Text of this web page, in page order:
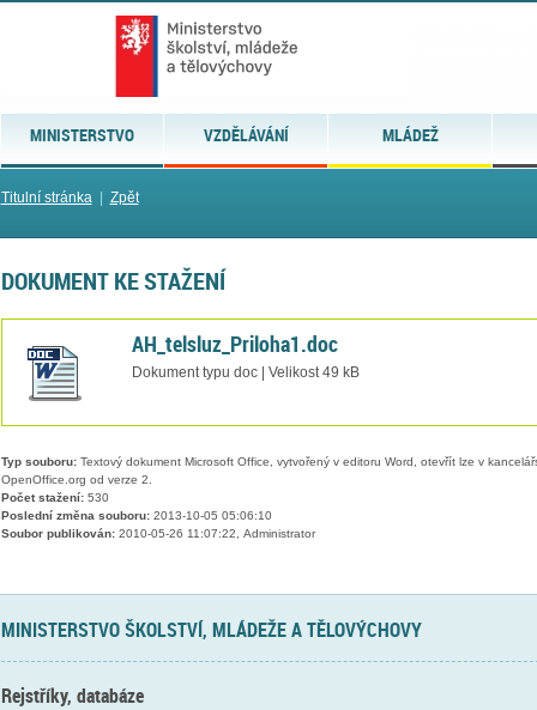
MINISTERSTVO VZDĚLÁVÁNÍ MLÁDEŽ
Titulní stránka| Zpět
DOKUMENT KE STAŽENÍ
AH_telsluz_Priloha1.doc
Dokument typu doc | Velikost 49 kB
Typ souboru:Textový dokument Microsoft Office, vytvořený v editoru Word, otevřít lze v
OpenOffice.org od verze 2.
Počet stažení:530
Poslední změna souboru:2013-10-05 05:06:10
Soubor publikován:2010-05-26 11:07:22, Administrator
MINISTERSTVO ŠKOLSTVÍ, MLÁDEŽE A TĚLOVÝCHOVY
Rejstříky, databáze